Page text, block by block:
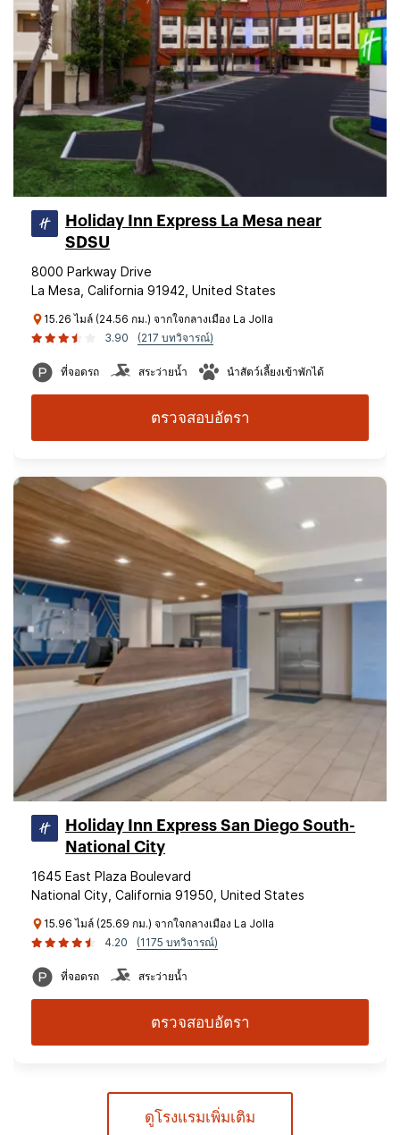
Holiday Inn Express La Mesa near
SDSU
8000 Parkway Drive
La Mesa, California 91942, United States
15.26 ไมล์ (24.56 กม.) จากใจกลางเมือง La Jolla
3.90
(217 บทวิจารณ์)
ที่จอดรถ สระว่ายน้ำ นำสัตว์เลี้ยงเข้าพักได้
ตรวจสอบอัตรา
Holiday Inn Express San Diego South-
National City
1645 East Plaza Boulevard
National City, California 91950, United States
15.96 ไมล์ (25.69 กม.) จากใจกลางเมือง La Jolla
4.20
(1175 บทวิจารณ์)
ที่จอดรถ สระว่ายน้ำ
ตรวจสอบอัตรา
ดูโรงแรมเพิ่มเติม